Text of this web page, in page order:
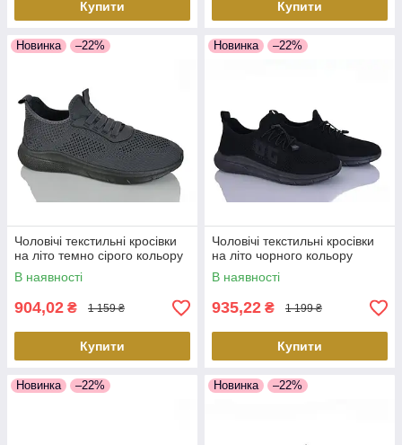
Купити Купити
Новинка –22%
Чоловічі текстильні кросівки
на літо темно сірого кольору
В наявності
904,02 ₴ 1 159 ₴
Купити
Новинка –22%
Чоловічі текстильні кросівки
на літо чорного кольору
В наявності
935,22 ₴ 1 199 ₴
Купити
Новинка –22% Новинка –22%